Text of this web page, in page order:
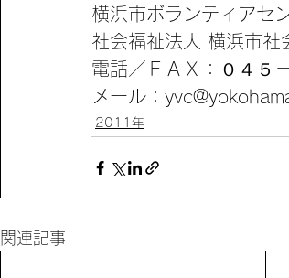
横浜市ボランティアセ
社会福祉法人 横浜市社
電話／ＦＡＸ：０４５
メール：
2011年
関連記事